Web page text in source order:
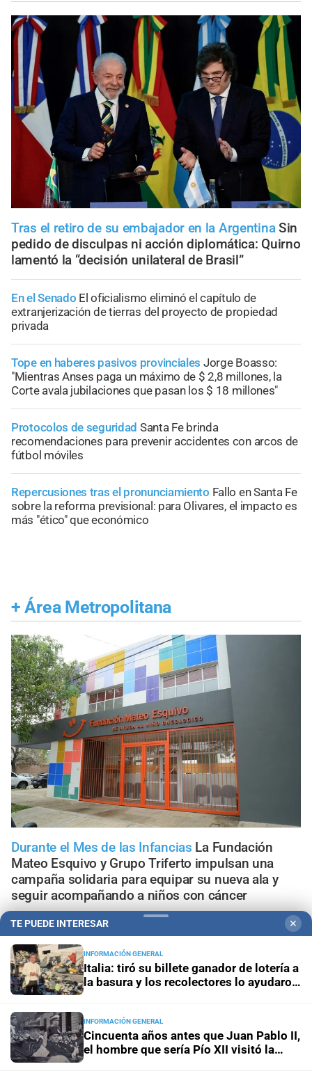
Tras el retiro de su embajador en la Argentina Sin
pedido de disculpas ni acción diplomática: Quirno
lamentó la “decisión unilateral de Brasil”
En el Senado El oficialismo eliminó el capítulo de
extranjerización de tierras del proyecto de propiedad
privada
Tope en haberes pasivos provinciales Jorge Boasso:
"Mientras Anses paga un máximo de $ 2,8 millones, la
Corte avala jubilaciones que pasan los $ 18 millones"
Protocolos de seguridad Santa Fe brinda
recomendaciones para prevenir accidentes con arcos de
fútbol móviles
Repercusiones tras el pronunciamiento Fallo en Santa Fe
sobre la reforma previsional: para Olivares, el impacto es
más "ético" que económico
+ Área Metropolitana
Durante el Mes de las Infancias La Fundación
Mateo Esquivo y Grupo Triferto impulsan una
campaña solidaria para equipar su nueva ala y
seguir acompañando a niños con cáncer
Premios Otto KrauseConcurso para escuelas técnicas
de Santa Fe: entregarán $8 millones al mejor proyecto
Cómo prepararse para una inundaciónEl plan familiar de
la Municipalidad de Santa Fe para actuar antes de que
llegue el agua
Ciudad de Santa FeNueva Estación Policial Parque
Federal: ubicación, inversión y detalles del proyecto
TE PUEDE INTERESAR ✕
INFORMACIÓN GENERAL
Italia: tiró su billete ganador de lotería a
la basura y los recolectores lo ayudaron
INFORMACIÓN GENERAL
Cincuenta años antes que Juan Pablo II,
el hombre que sería Pío XII visitó la